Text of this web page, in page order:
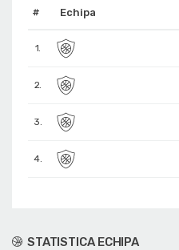
# Echipa
1.
2.
3.
4.
STATISTICA ECHIPA